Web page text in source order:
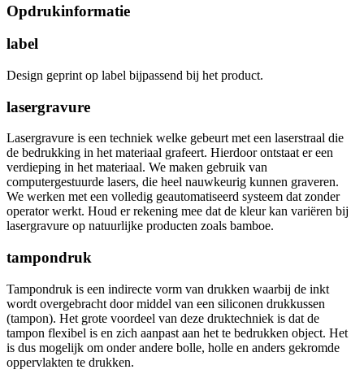
Opdrukinformatie
label
Design geprint op label bijpassend bij het product.
lasergravure
Lasergravure is een techniek welke gebeurt met een laserstraal die
de bedrukking in het materiaal grafeert. Hierdoor ontstaat er een
verdieping in het materiaal. We maken gebruik van
computergestuurde lasers, die heel nauwkeurig kunnen graveren.
We werken met een volledig geautomatiseerd systeem dat zonder
operator werkt. Houd er rekening mee dat de kleur kan variëren bij
lasergravure op natuurlijke producten zoals bamboe.
tampondruk
Tampondruk is een indirecte vorm van drukken waarbij de inkt
wordt overgebracht door middel van een siliconen drukkussen
(tampon). Het grote voordeel van deze druktechniek is dat de
tampon flexibel is en zich aanpast aan het te bedrukken object. Het
is dus mogelijk om onder andere bolle, holle en anders gekromde
oppervlakten te drukken.